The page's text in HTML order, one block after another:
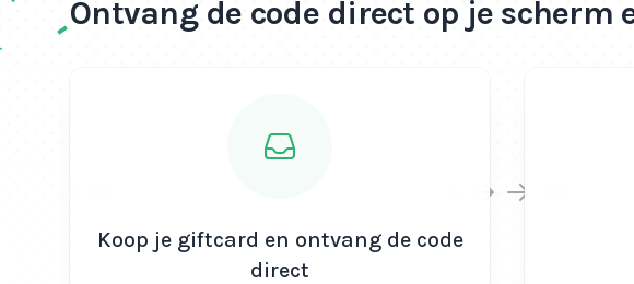
Ontvang de code direct op je scherm
Koop je giftcard en ontvang de code
direct